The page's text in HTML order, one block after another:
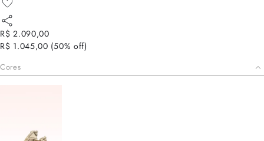
R$ 2.090,00
R$ 1.045,00 (50% off)
Cores